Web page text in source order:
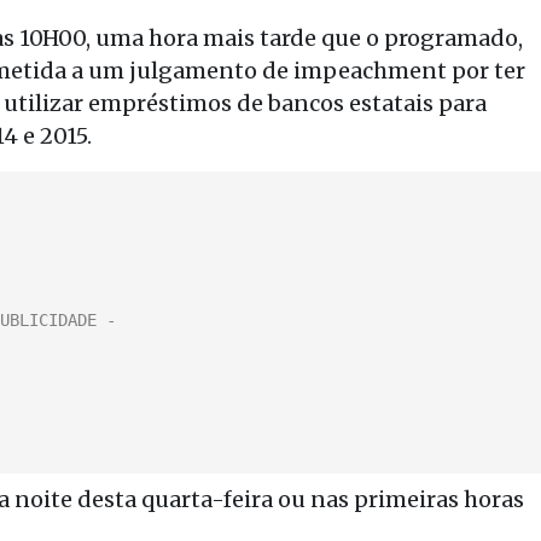
10H00, uma hora mais tarde que o programado,
a um julgamento de impeachment por ter
empréstimos de bancos estatais para
e 2015.
noite desta quarta-feira ou nas primeiras horas